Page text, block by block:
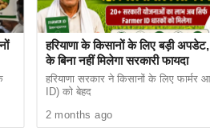
एलईडी हेडलैंप सेटअप, ग्लॉस
तो इसमें 10.25 इंच का
हरियाणा के किसानों के लिए बड़ी
के बिना नहीं मिलेगा सरकारी फायदा
हरियाणा सरकार ने किसानों के लिए फार्मर
ID) को बेहद
2 months ago